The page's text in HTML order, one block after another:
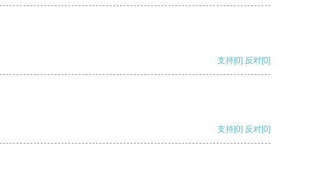
支持[0] 反对[0]
支持[0] 反对[0]